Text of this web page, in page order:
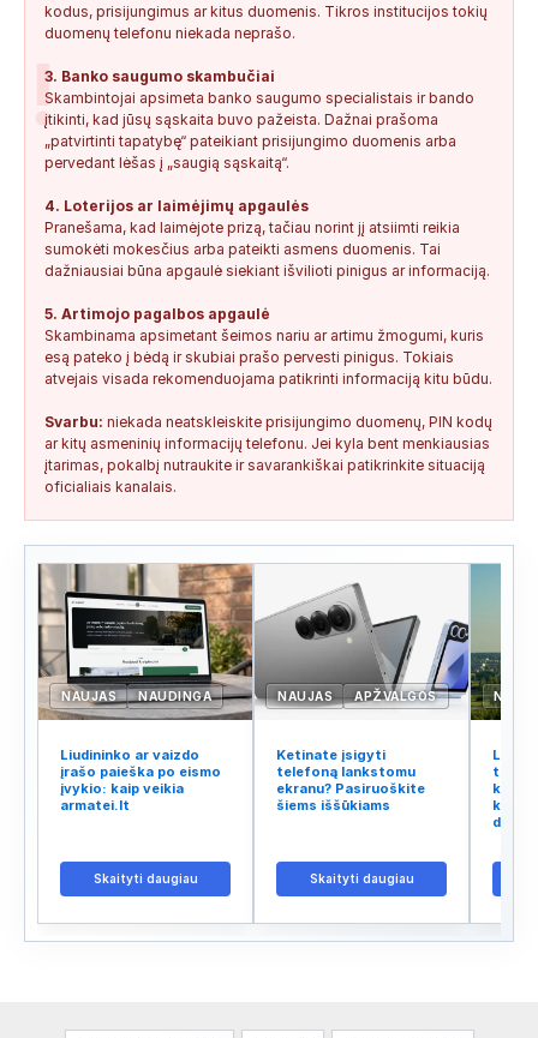
!
kodus, prisijungimus ar kitus duomenis. Tikros institucijos tokių
duomenų telefonu niekada neprašo.
3. Banko saugumo skambučiai
Skambintojai apsimeta banko saugumo specialistais ir bando
įtikinti, kad jūsų sąskaita buvo pažeista. Dažnai prašoma
„patvirtinti tapatybę“ pateikiant prisijungimo duomenis arba
pervedant lėšas į „saugią sąskaitą“.
4. Loterijos ar laimėjimų apgaulės
Pranešama, kad laimėjote prizą, tačiau norint jį atsiimti reikia
sumokėti mokesčius arba pateikti asmens duomenis. Tai
dažniausiai būna apgaulė siekiant išvilioti pinigus ar informaciją.
5. Artimojo pagalbos apgaulė
Skambinama apsimetant šeimos nariu ar artimu žmogumi, kuris
esą pateko į bėdą ir skubiai prašo pervesti pinigus. Tokiais
atvejais visada rekomenduojama patikrinti informaciją kitu būdu.
Svarbu: niekada neatskleiskite prisijungimo duomenų, PIN kodų
ar kitų asmeninių informacijų telefonu. Jei kyla bent menkiausias
įtarimas, pokalbį nutraukite ir savarankiškai patikrinkite situaciją
oficialiais kanalais.
NAUJAS NAUDINGA
Liudininko ar vaizdo
įrašo paieška po eismo
įvykio: kaip veikia
armatei.lt
Skaityti daugiau
NAUJAS APŽVALGOS
Ketinate įsigyti
telefoną lankstomu
ekranu? Pasiruoškite
šiems iššūkiams
Skaityti daugiau
tinklo
kodėl
kalba